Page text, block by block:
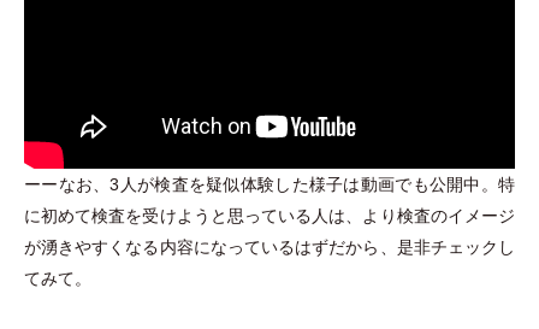
ーーなお、3人が検査を疑似体験した様子は動画でも公開中。特
に初めて検査を受けようと思っている人は、より検査のイメージ
が湧きやすくなる内容になっているはずだから、是非チェックし
てみて。